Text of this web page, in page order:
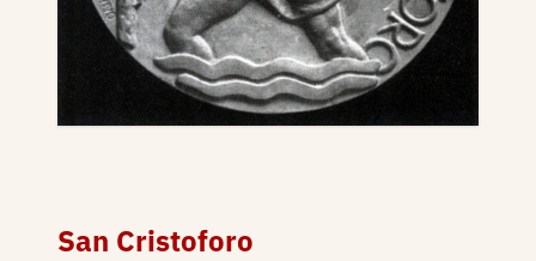
San Cristoforo